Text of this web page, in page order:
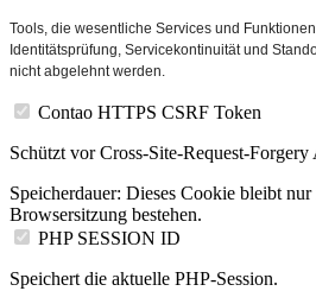
Tools, die wesentliche Services und
Identitätsprüfung, Servicekontinuität und
nicht abgelehnt werden.
Contao HTTPS CSRF Token
Schützt vor Cross-Site-Request-
Speicherdauer: Dieses Cookie bleibt
Browsersitzung bestehen.
PHP SESSION ID
Speichert die aktuelle PHP-Session.